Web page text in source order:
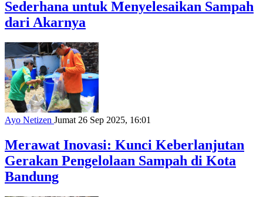
Sederhana untuk Menyelesaikan Sampah
dari Akarnya
Ayo Netizen Jumat 26 Sep 2025, 16:01
Merawat Inovasi: Kunci Keberlanjutan
Gerakan Pengelolaan Sampah di Kota
Bandung